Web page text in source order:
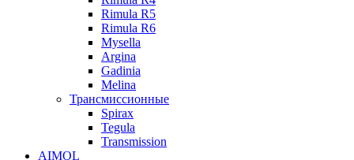
Rimula R5
Rimula R6
Mysella
Argina
Gadinia
Melina
Трансмиссионные
Spirax
Tegula
Transmission
AIMOL